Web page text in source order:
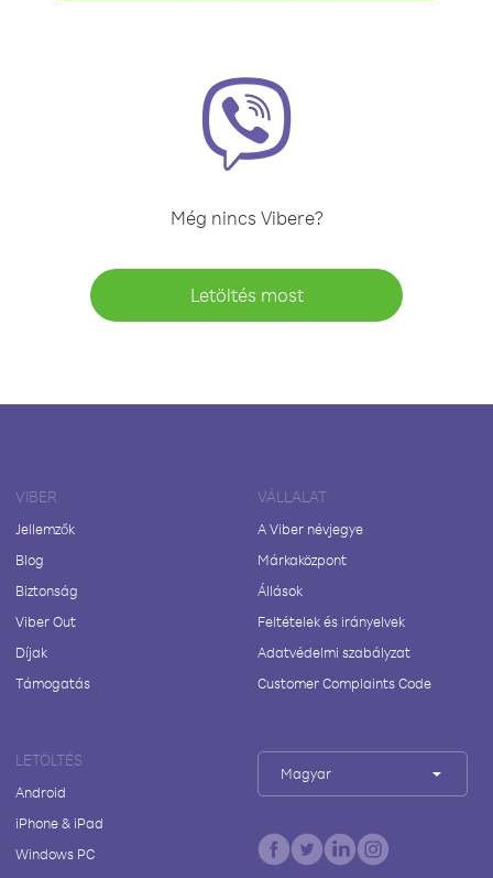
Még nincs Vibere?
Letöltés most
VIBER
Jellemzők
Blog
Biztonság
Viber Out
Díjak
Támogatás
VÁLLALAT
A Viber névjegye
Márkaközpont
Állások
Feltételek és irányelvek
Adatvédelmi szabályzat
Customer Complaints Code
LETÖLTÉS
Android
iPhone & iPad
Windows PC
Magyar